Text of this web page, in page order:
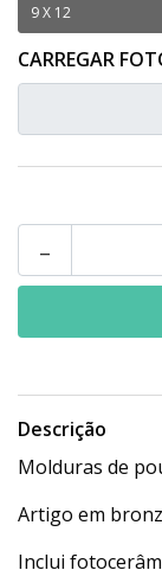
9 X 12
CARREGAR
-
Descrição
Molduras de
Artigo em
Inclui